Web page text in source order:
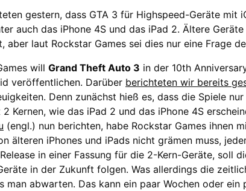
gestern, dass GTA 3 für Highspeed-Geräte mit
auch das iPhone 4S und das iPad 2. Ältere
aber laut Rockstar Games sei dies nur eine Frage
will Grand Theft Auto 3 in der 10th
veröffentlichen. Darüber berichteten wir bereits
Denn zunächst hieß es, dass die Spiele
Kernen, wie das iPad 2 und das iPhone 4S
(engl.) nun berichten, habe Rockstar Games ihnen
älteren iPhones und iPads nicht grämen muss,
in einer Fassung für die 2-Kern-Geräte, soll
in der Zukunft folgen. Was allerdings die
man abwarten. Das kann ein paar Wochen oder ein